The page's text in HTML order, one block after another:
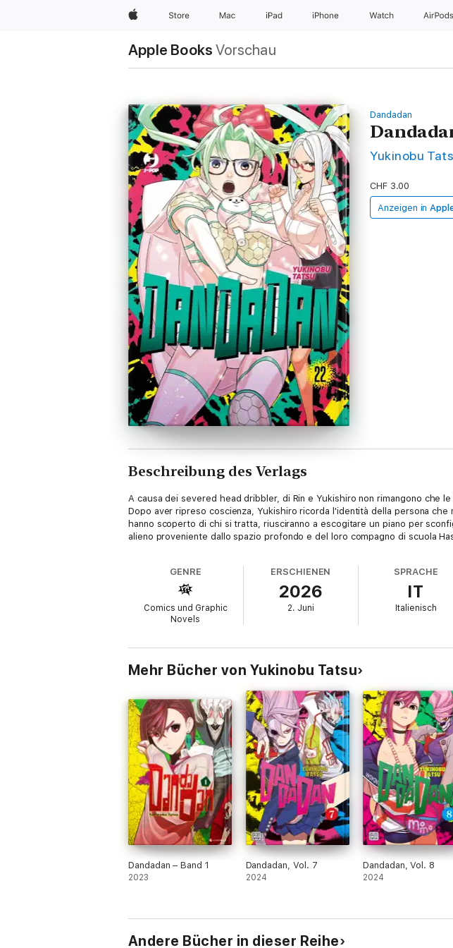
Apple Store Mac iPad iPhone Watch AirPods
Apple Books Vorschau
Dandadan
Yukinobu
CHF 3.00
Anzeigen in
Beschreibung des Verlags
A causa dei severed head dribbler, di Rin e Yukishiro non rimangono che
Dopo aver ripreso coscienza, Yukishiro ricorda l'identità della persona
hanno scoperto di chi si tratta, riusciranno a escogitare un piano per
alieno proveniente dallo spazio profondo e del loro compagno di scuola
GENRE
Comics und Graphic
Novels
ERSCHIENEN
2026
2. Juni
SPRACHE
IT
Italienisch
Mehr Bücher von Yukinobu Tatsu
Dandadan – Band 1
2023
Dandadan, Vol. 7
2024
Dandadan, Vol. 8
2024
Andere Bücher in dieser Reihe